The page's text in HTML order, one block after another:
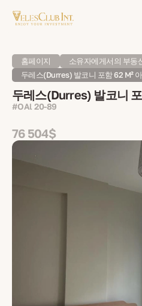
홈페이지 소유자에게서의 부동
두레스(Durres) 발코니 포함 62 M²
두레스(Durres) 발코니
#OAl 20-89
76 504$